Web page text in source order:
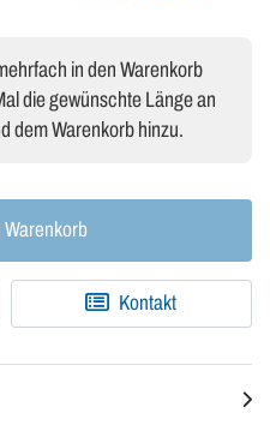
in den Warenkorb
die gewünschte Länge an
dem Warenkorb hinzu.
Warenkorb
Kontakt